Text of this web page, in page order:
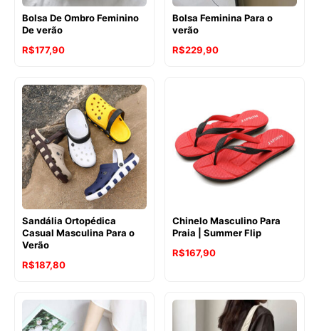
Bolsa De Ombro Feminino
De verão
R$177,90
Bolsa Feminina Para o
verão
R$229,90
Sandália Ortopédica
Casual Masculina Para o
Verão
R$187,80
Chinelo Masculino Para
Praia | Summer Flip
R$167,90